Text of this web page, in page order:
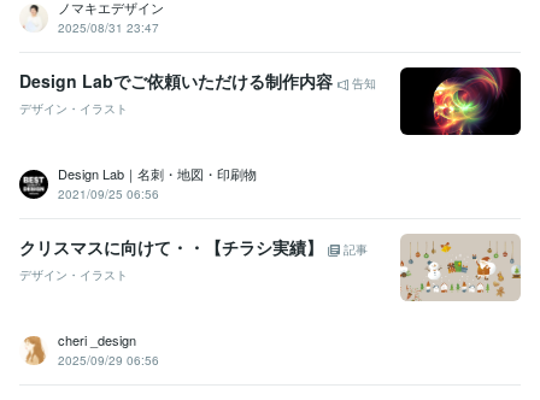
ノマキエデザイン
2025/08/31 23:47
Design Labでご依頼いただける制作内容
告知
デザイン・イラスト
Design Lab｜名刺・地図・印刷物
2021/09/25 06:56
クリスマスに向けて・・【チラシ実績】
記事
デザイン・イラスト
cheri _design
2025/09/29 06:56